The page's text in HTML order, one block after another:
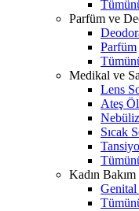
Parfüm ve
Parfüm
Medikal ve
Lens
Ateş
Sıcak
Kadın Bakım